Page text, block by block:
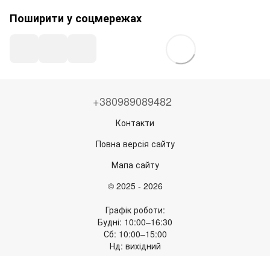
Поширити у соцмережах
+380989089482
Контакти
Повна версія сайту
Мапа сайту
© 2025 - 2026
Графік роботи:
Будні: 10:00–16:30
Сб: 10:00–15:00
Нд: вихідний